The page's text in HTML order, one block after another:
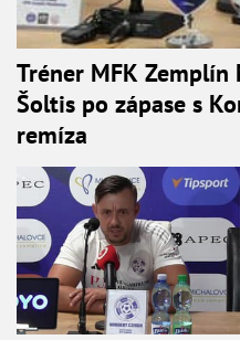
Tréner MFK
Šoltis po zápase s
remíza